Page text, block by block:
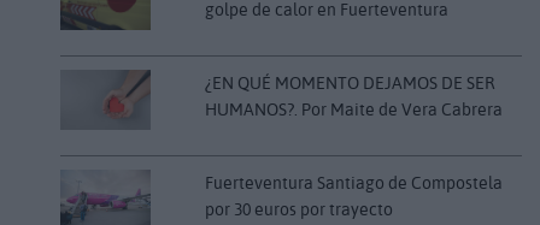
golpe de calor en Fuerteventura
¿EN QUÉ MOMENTO DEJAMOS DE SER
HUMANOS?. Por Maite de Vera Cabrera
Fuerteventura Santiago de Compostela
por 30 euros por trayecto